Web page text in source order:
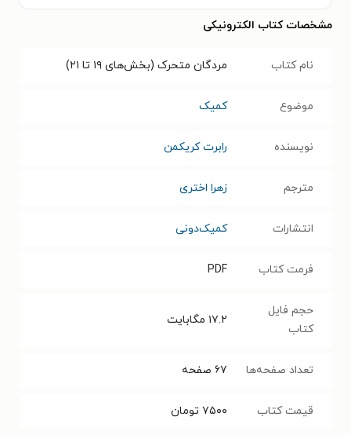
مشخصات کتاب الکترونیکی
نام کتاب مردگان متحرک (بخش‌‌های ۱۹ تا ۲۱)
موضوع کمیک
نویسنده رابرت کریکمن
مترجم زهرا اختری
انتشارات کمیک‌دونی
فرمت کتاب PDF
حجم فایل
کتاب
۱۷.۲ مگابایت
تعداد صفحه‌ها ۶۷ صفحه
قیمت کتاب ۷۵۰۰ تومان